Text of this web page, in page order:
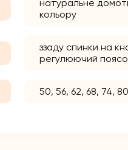
натуральне
кольору
ззаду спинки на
регулюючий
50, 56, 62, 68, 74,